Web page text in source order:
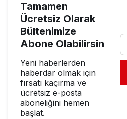
Tamamen
Ücretsiz Olarak
Bültenimize
Abone Olabilirsin
Yeni haberlerden
haberdar olmak için
fırsatı kaçırma ve
ücretsiz e-posta
aboneliğini hemen
başlat.